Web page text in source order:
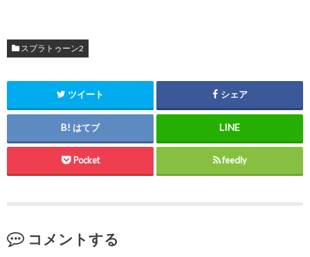
スプラトゥーン2
ツイート シェア
はてブ
Pocket feedly
コメントする